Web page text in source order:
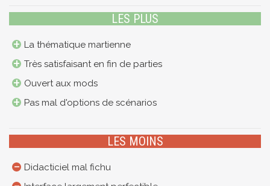
LES PLUS
La thématique martienne
Très satisfaisant en fin de parties
Ouvert aux mods
Pas mal d'options de scénarios
LES MOINS
Didacticiel mal fichu